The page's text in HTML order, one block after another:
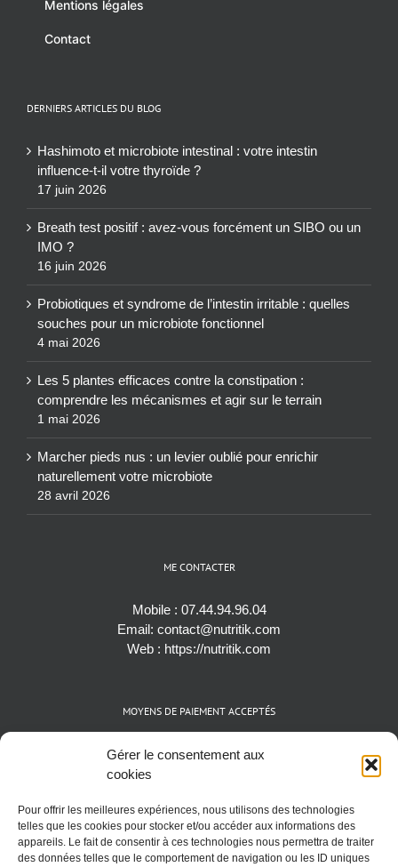
Gérer le consentement aux
cookies
Pour offrir les meilleures expériences, nous utilisons des technologies
telles que les cookies pour stocker et/ou accéder aux informations des
appareils. Le fait de consentir à ces technologies nous permettra de traiter
des données telles que le comportement de navigation ou les ID uniques
Mentions légales
Contact
DERNIERS ARTICLES DU BLOG
Hashimoto et microbiote intestinal : votre intestin
influence-t-il votre thyroïde ?
17 juin 2026
Breath test positif : avez-vous forcément un SIBO ou un
IMO ?
16 juin 2026
Probiotiques et syndrome de l’intestin irritable : quelles
souches pour un microbiote fonctionnel
4 mai 2026
Les 5 plantes efficaces contre la constipation :
comprendre les mécanismes et agir sur le terrain
1 mai 2026
Marcher pieds nus : un levier oublié pour enrichir
naturellement votre microbiote
28 avril 2026
ME CONTACTER
Mobile : 07.44.94.96.04
Email: contact@nutritik.com
Web : https://nutritik.com
MOYENS DE PAIEMENT ACCEPTÉS
Espèces (EUR)
Cartes bancaires (VISA, Mastercard et AMEX)
Cryptomonnaies (BTC)